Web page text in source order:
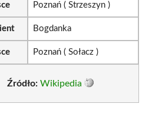
Poznań ( Strzeszyn )
Bogdanka
Poznań ( Sołacz )
Źródło: Wikipedia